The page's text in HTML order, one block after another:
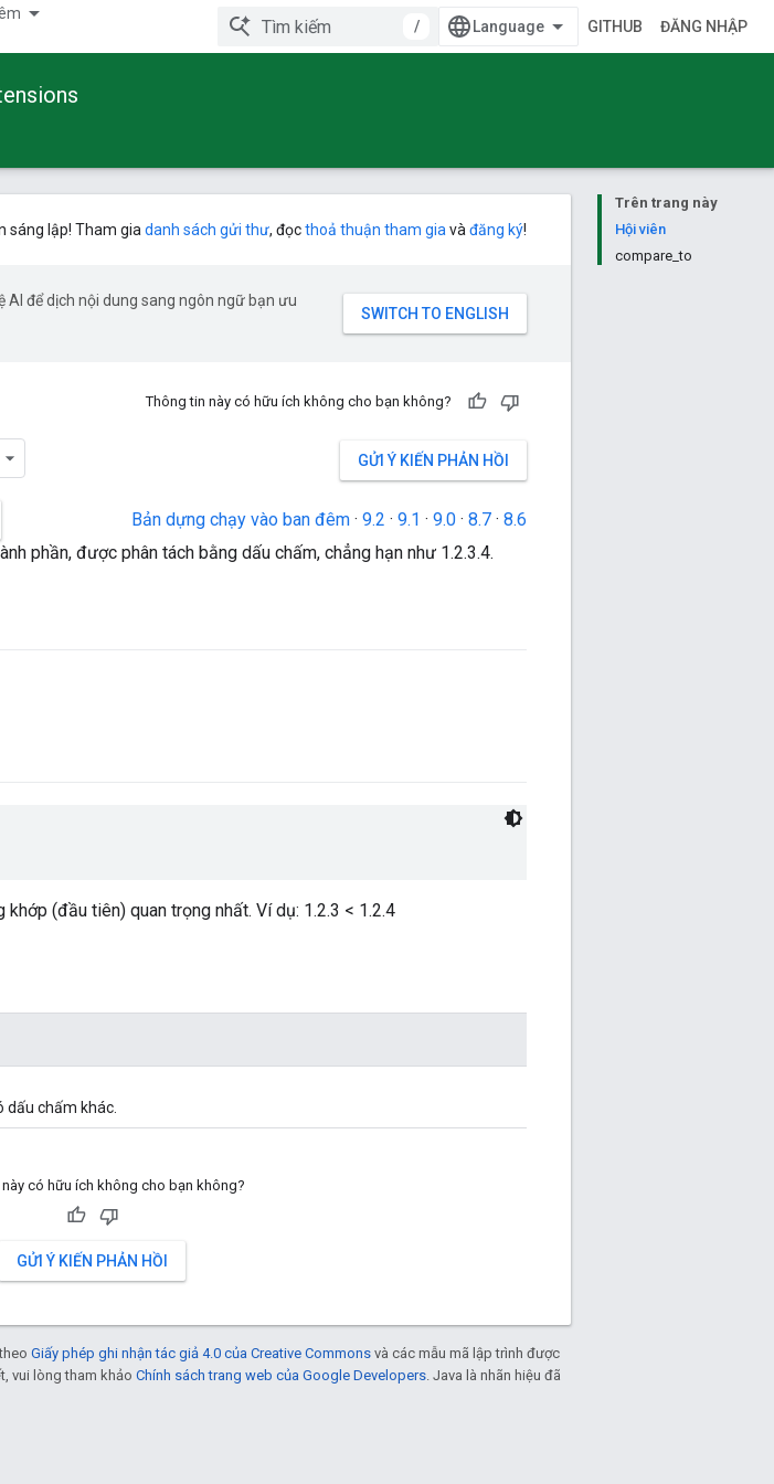
/ GITHUB ĐĂNG NHẬP
Trên trang này
Hội viên
compare_to
sáng lập! Tham gia danh sách gửi thư, đọcthoả thuận tham gia và đăng ký!
AI để dịch nội dung sang ngôn ngữ bạn ưu
Thông tin này có hữu ích không cho bạn không?
GỬI Ý KIẾN PHẢN HỒI
Bản dựng chạy vào ban đêm · 9.2 · 9.1 · 9.0 · 8.7 · 8.6
phần, được phân tách bằng dấu chấm, chẳng hạn như 1.2.3.4.
(đầu tiên) quan trọng nhất. Ví dụ: 1.2.3 < 1.2.4
dấu chấm khác.
có hữu ích không cho bạn không?
GỬI Ý KIẾN PHẢN HỒI
Giấy phép ghi nhận tác giả 4.0 của Creative Commons và các mẫu mã lập trình được
vui lòng tham khảo Chính sách trang web của Google Developers. Java là nhãn hiệu đã